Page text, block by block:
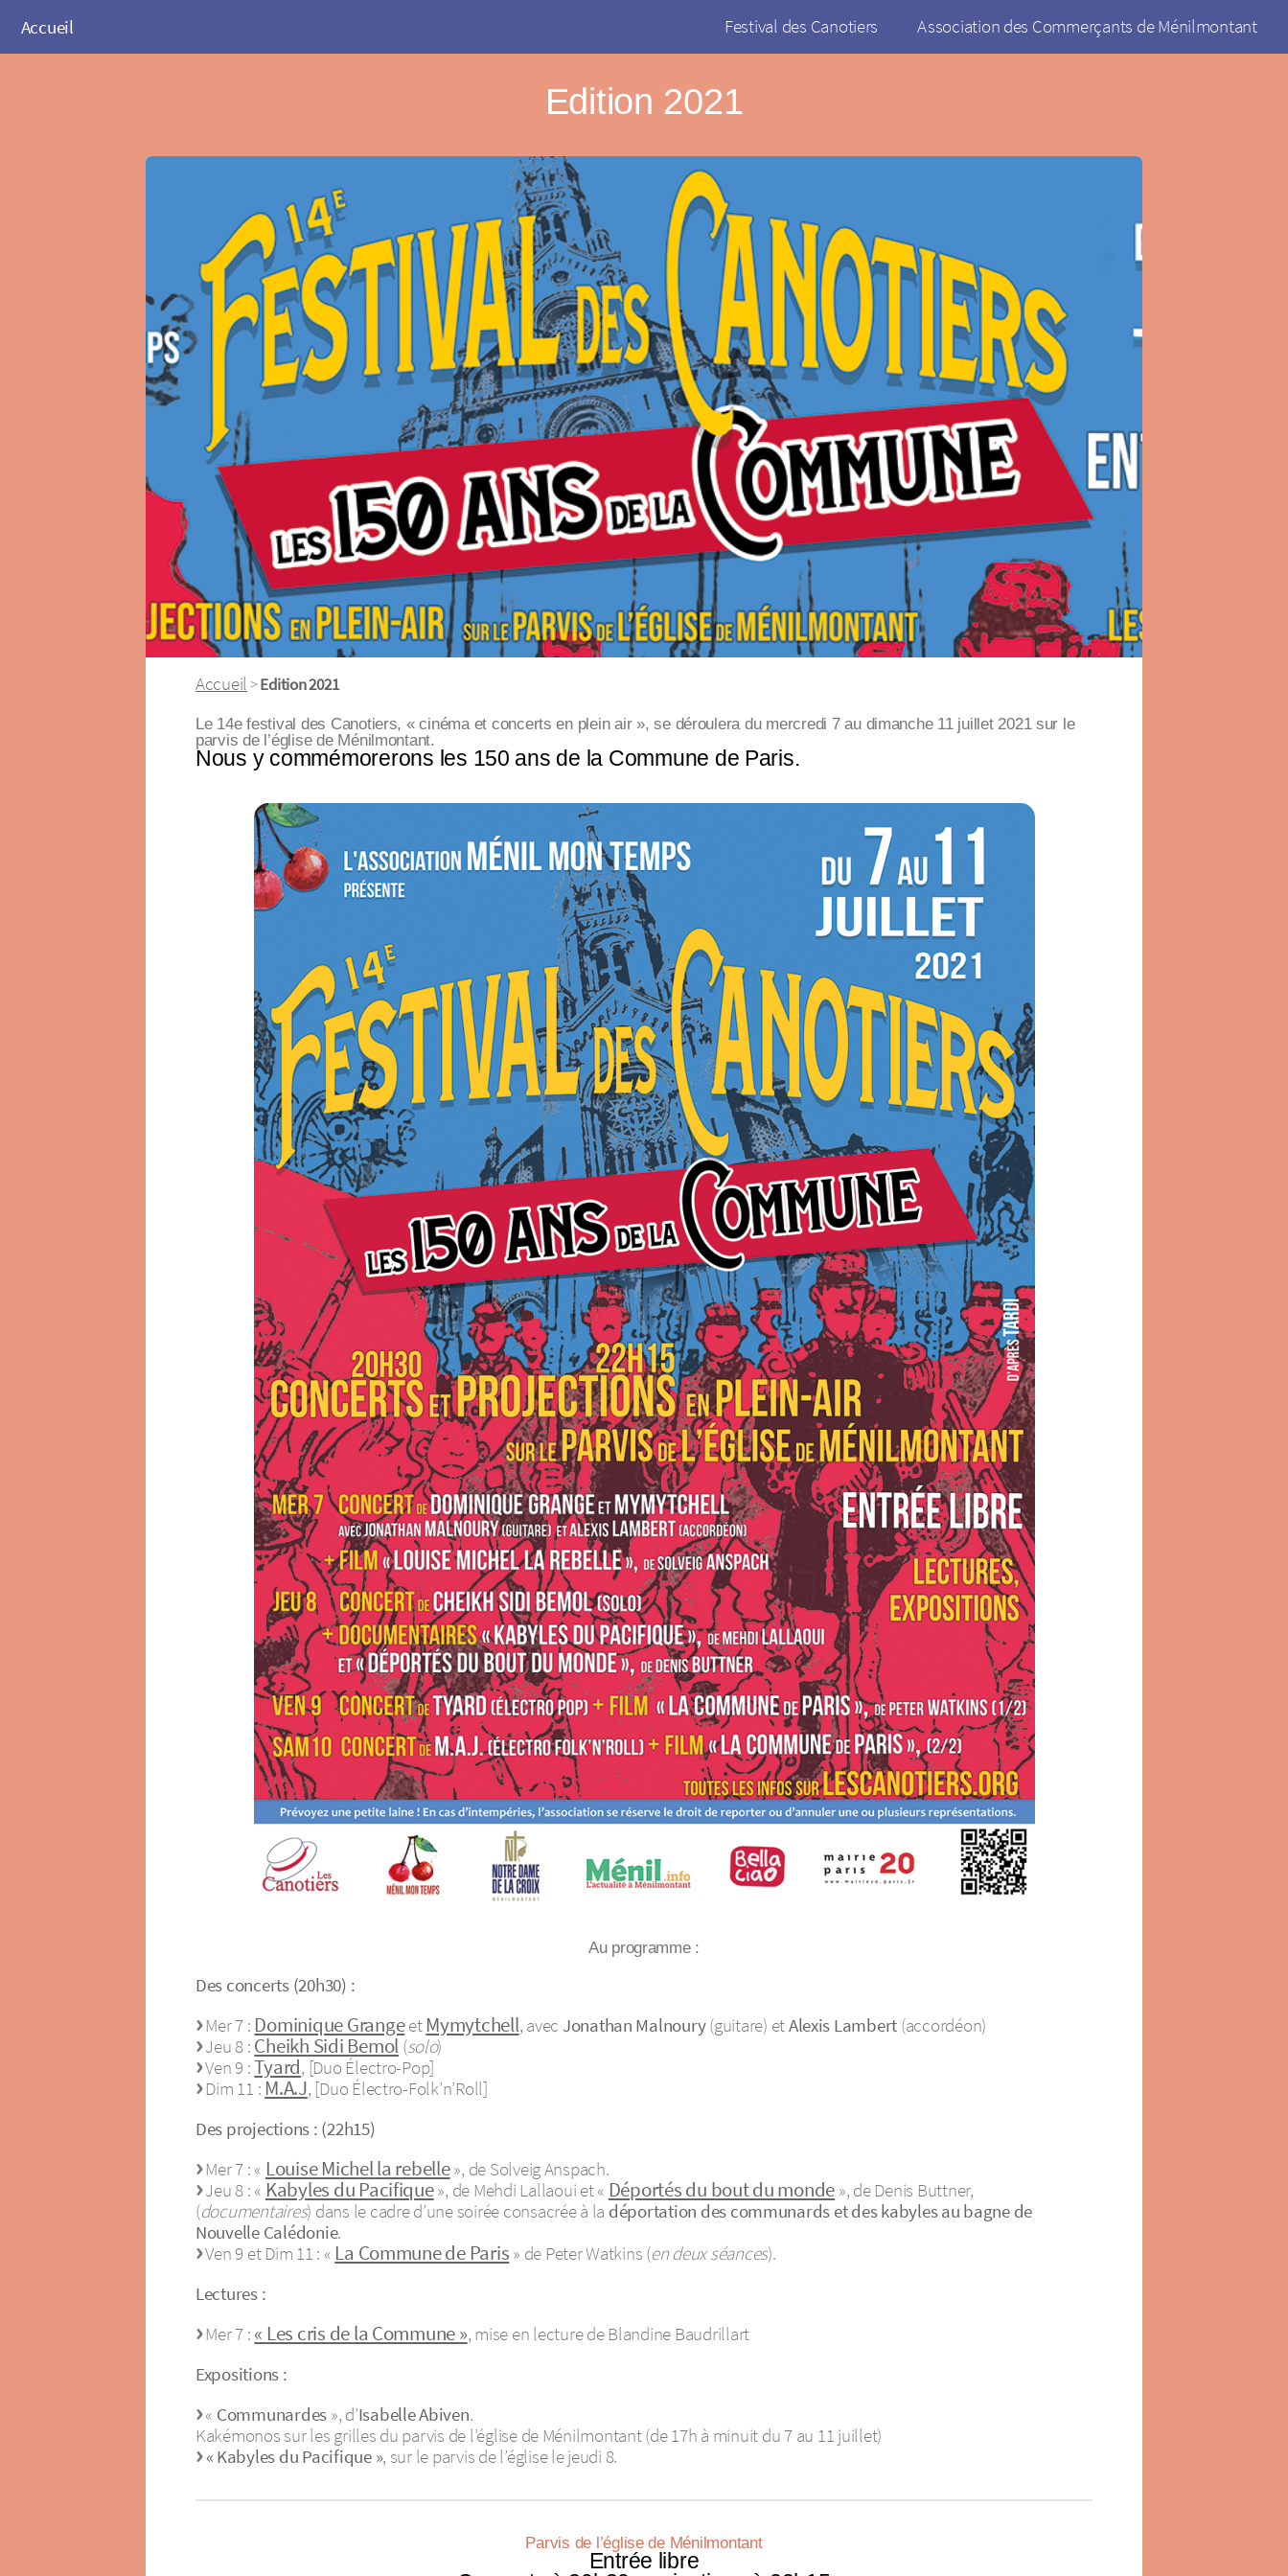
Accueil Festival des Canotiers Association des Commerçants de Ménilmontant
Edition 2021
Accueil>Edition 2021
Le 14e festival des Canotiers, « cinéma et concerts en plein air », se déroulera du mercredi 7 au dimanche 11 juillet 2021 sur le
parvis de l’église de Ménilmontant.
Nous y commémorerons les 150 ans de la Commune de Paris.
Au programme :
Des concerts (20h30) :
Mer 7 : Dominique Grangeet Mymytchell, avec Jonathan Malnoury(guitare) etAlexis Lambert (accordéon)
Jeu 8 : Cheikh Sidi Bemol (solo)
Ven 9 :Tyard, [Duo Électro-Pop]
Dim 11 : M.A.J, [Duo Électro-Folk’n’Roll]
Des projections : (22h15)
Mer 7 : « Louise Michel la rebelle», de Solveig Anspach.
Jeu 8 : « Kabyles du Pacifique», de Mehdi Lallaoui et « Déportés du bout du monde », de Denis Buttner,
(documentaires) dans le cadre d’une soirée consacrée à la déportation des communards et des kabyles au bagne de
Nouvelle Calédonie.
Ven 9 et Dim 11 : « La Commune de Paris » de Peter Watkins (en deux séances).
Lectures :
Mer 7 : « Les cris de la Commune », mise en lecture de Blandine Baudrillart
Expositions :
« Communardes », d’Isabelle Abiven.
Kakémonos sur les grilles du parvis de l’église de Ménilmontant (de 17h à minuit du 7 au 11 juillet)
« Kabyles du Pacifique », sur le parvis de l’église le jeudi 8.
Parvis de l’église de Ménilmontant
Entrée libre